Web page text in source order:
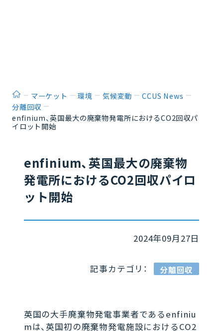
ホームマーケット 環境 気候変動
CCUS News
分離回収
enfinium、英国最大の廃棄物発電所におけるCO2回収パ
イロット開始
enfinium、英国最大の廃棄物
発電所におけるCO2回収パイロ
ット開始
2024年09月27日
記事カテゴリ： 分離回収
英国の大手廃棄物発電事業者であるenfiniu
mは、英国初の廃棄物発電施設におけるCO2